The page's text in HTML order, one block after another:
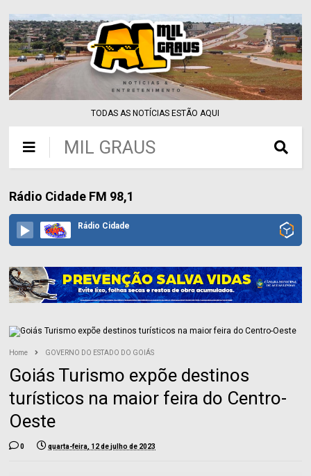
TODAS AS NOTÍCIAS ESTÃO AQUI
MIL GRAUS
Rádio Cidade FM 98,1
Rádio Cidade
Home GOVERNO DO ESTADO DO GOIÁS
Goiás Turismo expõe destinos
turísticos na maior feira do Centro-
Oeste
0 quarta-feira, 12 de julho de 2023